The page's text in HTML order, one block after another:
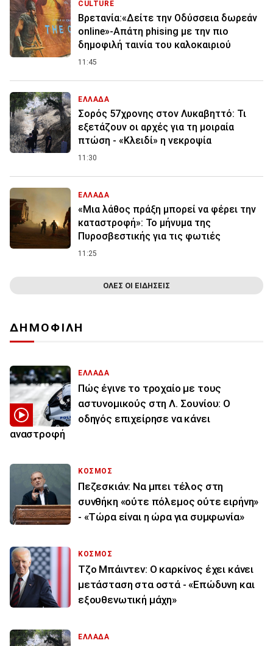
CULTURE
Βρετανία:«Δείτε την Οδύσσεια δωρεάν
online»-Απάτη phising με την πιο
δημοφιλή ταινία του καλοκαιριού
11:45
ΕΛΛΑΔΑ
Σορός 57χρονης στον Λυκαβηττό: Τι
εξετάζουν οι αρχές για τη μοιραία
πτώση - «Κλειδί» η νεκροψία
11:30
ΕΛΛΑΔΑ
«Μια λάθος πράξη μπορεί να φέρει την
καταστροφή»: Το μήνυμα της
Πυροσβεστικής για τις φωτιές
11:25
ΟΛΕΣ ΟΙ ΕΙΔΗΣΕΙΣ
ΔΗΜΟΦΙΛΗ
ΕΛΛΑΔΑ
Πώς έγινε το τροχαίο με τους
αστυνομικούς στη Λ. Σουνίου: Ο
οδηγός επιχείρησε να κάνει
αναστροφή
ΚΟΣΜΟΣ
Πεζεσκιάν: Να μπει τέλος στη
συνθήκη «ούτε πόλεμος ούτε ειρήνη»
- «Τώρα είναι η ώρα για συμφωνία»
ΚΟΣΜΟΣ
Τζο Μπάιντεν: Ο καρκίνος έχει κάνει
μετάσταση στα οστά - «Επώδυνη και
εξουθενωτική μάχη»
ΕΛΛΑΔΑ